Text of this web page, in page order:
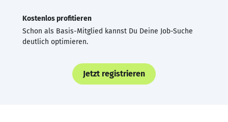
Kostenlos profitieren
Schon als Basis-Mitglied kannst Du Deine Job-Suche
deutlich optimieren.
Jetzt registrieren